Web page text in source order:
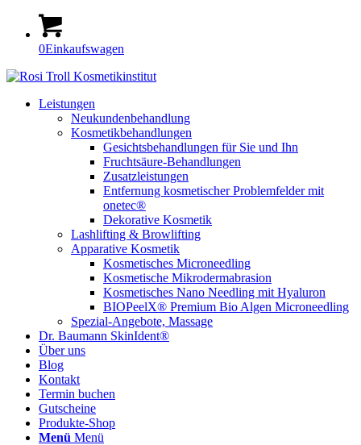
0Einkaufswagen
Leistungen
Neukundenbehandlung
Kosmetikbehandlungen
Gesichtsbehandlungen für Sie und Ihn
Fruchtsäure-Behandlungen
Zusatzleistungen
Entfernung kosmetischer Problemfelder mit
onetec®
Dekorative Kosmetik
Lashlifting & Browlifting
Apparative Kosmetik
Kosmetisches Microneedling
Kosmetische Mikrodermabrasion
Kosmetisches Nano Needling mit Hyaluron
BIOPeelX® Premium Bio Algen Microneedling
Spezial-Angebote, Massage
Dr. Baumann SkinIdent®
Über uns
Blog
Kontakt
Termin buchen
Gutscheine
Produkte-Shop
Menü Menü